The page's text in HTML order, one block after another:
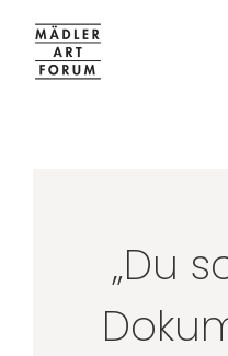
Zum
Inhalt
„Du